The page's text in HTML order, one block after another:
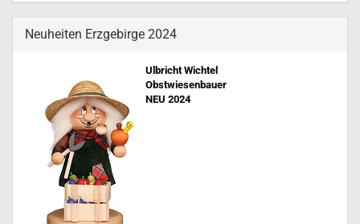
Neuheiten Erzgebirge 2024
Ulbricht Wichtel
Obstwiesenbauer
NEU 2024